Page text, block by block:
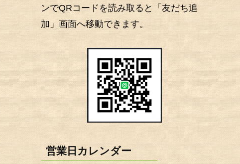
ンでQRコードを読み取ると「友だち追
加」画面へ移動できます。
営業日カレンダー